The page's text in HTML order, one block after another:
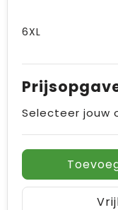
6XL
Selecteer jouw